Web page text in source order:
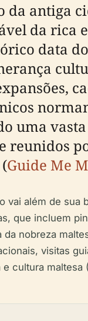
antiga
da rica
data
uma
reunidos
Guide Me
vai além de sua
que incluem
da nobreza
visitas
cultura maltesa (